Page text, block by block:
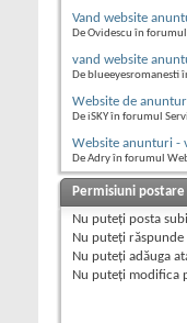
Vand website
De Ovidescu în
vand website
De blueeyesromanesti
Website de
De iSKY în forumul
Website anunturi -
De Adry în forumul
Permisiuni postare
Nu puteţi posta
Nu puteţi răspunde
Nu puteţi adăuga
Nu puteţi modifica